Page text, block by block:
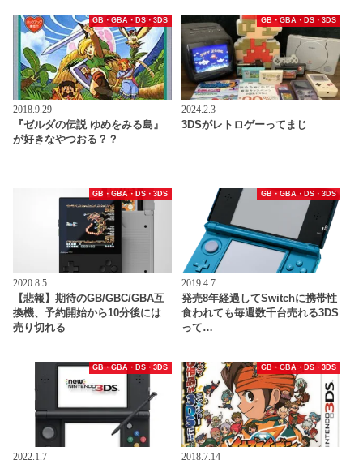
GB・GBA・DS・3DS
2018.9.29
『ゼルダの伝説 ゆめをみる島』
が好きなやつおる？？
GB・GBA・DS・3DS
2024.2.3
3DSがレトロゲーってまじ
GB・GBA・DS・3DS
2020.8.5
【悲報】期待のGB/GBC/GBA互
換機、予約開始から10分後には
売り切れる
GB・GBA・DS・3DS
2019.4.7
発売8年経過してSwitchに携帯性
食われても毎週数千台売れる3DS
って…
GB・GBA・DS・3DS
2022.1.7
GB・GBA・DS・3DS
2018.7.14